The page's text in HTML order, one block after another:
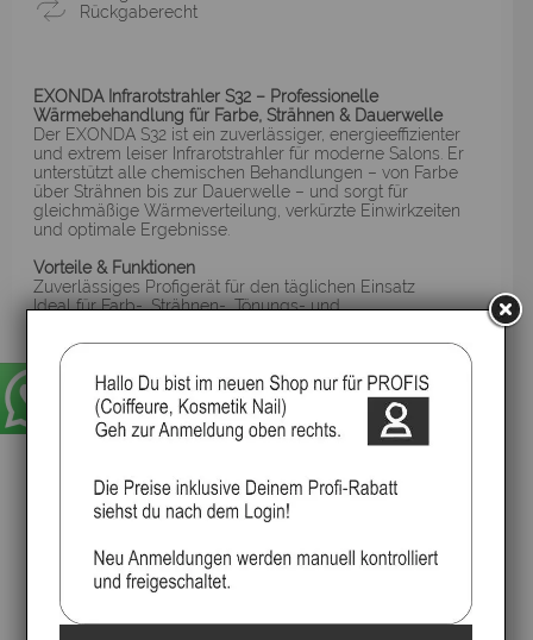
Rückgaberecht
EXONDA Infrarotstrahler S32 – Professionelle
Wärmebehandlung für Farbe, Strähnen & Dauerwelle
Der EXONDA S32 ist ein zuverlässiger, energieeffizienter
und extrem leiser Infrarotstrahler für moderne Salons. Er
unterstützt alle chemischen Behandlungen – von Farbe
über Strähnen bis zur Dauerwelle – und sorgt für
gleichmäßige Wärmeverteilung, verkürzte Einwirkzeiten
und optimale Ergebnisse.
Vorteile & Funktionen
Zuverlässiges Profigerät für den täglichen Einsatz
Ideal für Farb-, Strähnen-, Tönungs- und
5 Temperaturstufen für präzise Wärmesteuerung
Berührungsloser Temperatursensor für konstante
Ergebnisse
Auswahl einzelner Heizstrahlergruppen
Kundentaste zur Temperaturabsenkung (ClientKey)
Haarlänge voreinstellbar für optimale Wärmeverteilung
Einfache, intuitive Bedienführung
Erhältlich als Stativ-, Wand- oder Deckenmontage
Erfüllt REACH, RoHS, WEEE & EuP‑Standby‑Normen
VDE‑geprüft & CE‑zertifiziert
Technische Daten
Länge des Geräts: 710 mm
Breite Arbeitsstellung: 600 mm